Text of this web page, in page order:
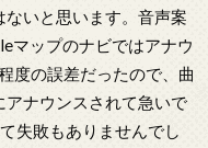
いと思います。音声案
マップのナビではアナウ
度の誤差だったので、曲
ナウンスされて急いで
失敗もありませんでし